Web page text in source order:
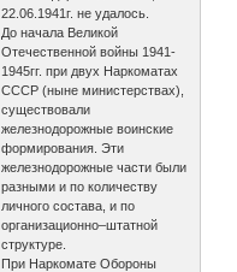
22.06.1941г. не удалось.
До начала Великой
Отечественной войны 1941-
1945гг. при двух Наркоматах
СССР (ныне министерствах),
существовали
железнодорожные воинские
формирования. Эти
железнодорожные части были
разными и по количеству
личного состава, и по
организационно–штатной
структуре.
При Наркомате Обороны